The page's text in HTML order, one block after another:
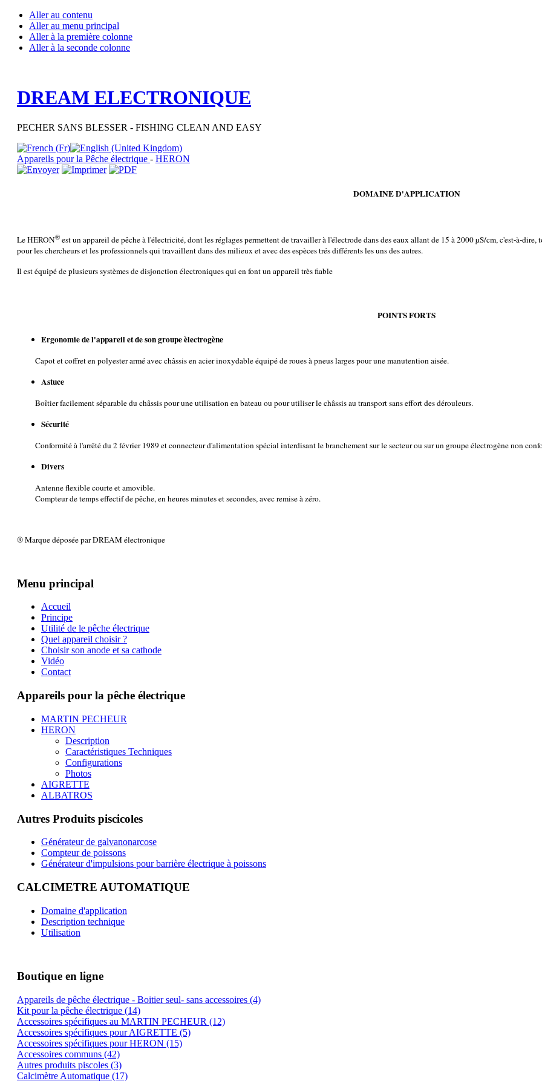
Aller au contenu
Aller au menu principal
Aller à la première colonne
Aller à la seconde colonne
DREAM ELECTRONIQUE
PECHER SANS BLESSER - FISHING CLEAN AND EASY
Appareils pour la Pêche électrique - HERON
DOMAINE D'APPLICATION
Le HERON®est un appareil de pêche à l'électricité, dont les réglages permettent de travailler à l'électrode dans des eaux allant de 15 à 2000 µS/cm, c'est-à-dire,
pour les chercheurs et les professionnels qui travaillent dans des milieux et avec des espèces trés différents les uns des autres.
Il est équipé de plusieurs systèmes de disjonction électroniques qui en font un appareil très fiable
POINTS FORTS
Ergonomie de l'appareil et de son groupe èlectrogène
Capot et coffret en polyester armé avec châssis en acier inoxydable équipé de roues à pneus larges pour une manutention aisée.
Astuce
Boîtier facilement séparable du châssis pour une utilisation en bateau ou pour utiliser le châssis au transport sans effort des dérouleurs.
Sécurité
Conformité à l'arrêté du 2 février 1989 et connecteur d'alimentation spécial interdisant le branchement sur le secteur ou sur un groupe électrogène non
Divers
Antenne flexible courte et amovible.
Compteur de temps effectif de pêche, en heures minutes et secondes, avec remise à zéro.
® Marque déposée par DREAM électronique
Menu principal
Accueil
Principe
Utilité de le pêche électrique
Quel appareil choisir ?
Choisir son anode et sa cathode
Vidéo
Contact
Appareils pour la pêche électrique
MARTIN PECHEUR
HERON
Description
Caractéristiques Techniques
Configurations
Photos
AIGRETTE
ALBATROS
Autres Produits piscicoles
Générateur de galvanonarcose
Compteur de poissons
Générateur d'impulsions pour barrière électrique à poissons
CALCIMETRE AUTOMATIQUE
Domaine d'application
Description technique
Utilisation
Boutique en ligne
Appareils de pêche électrique - Boitier seul- sans accessoires (4)
Kit pour la pêche électrique (14)
Accessoires spécifiques au MARTIN PECHEUR (12)
Accessoires spécifiques pour AIGRETTE (5)
Accessoires spécifiques pour HERON (15)
Accessoires communs (42)
Autres produits piscoles (3)
Calcimètre Automatique (17)